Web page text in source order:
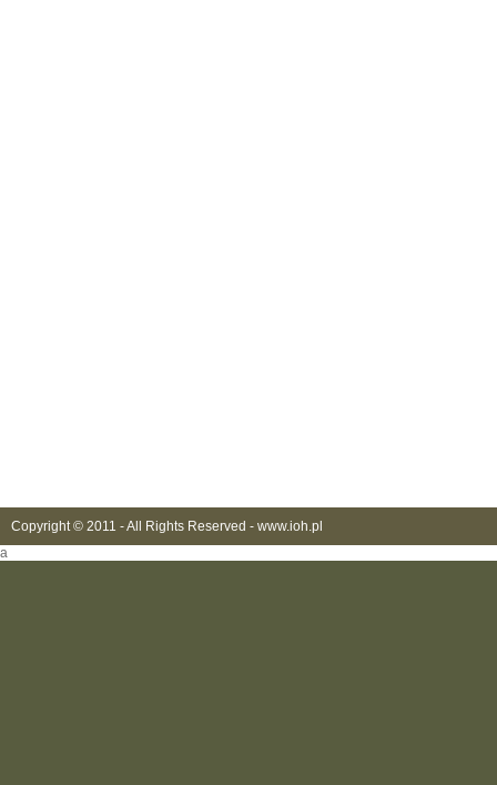
Copyright © 2011 - All Rights Reserved - www.ioh.pl
a